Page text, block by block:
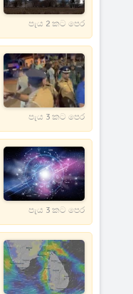
පැය 2 කට පෙර
පැය 3 කට පෙර
පැය 3 කට පෙර